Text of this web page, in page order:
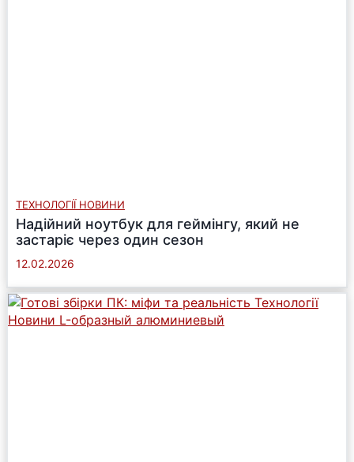
ТЕХНОЛОГІЇ НОВИНИ
Надійний ноутбук для геймінгу, який не
застаріє через один сезон
12.02.2026